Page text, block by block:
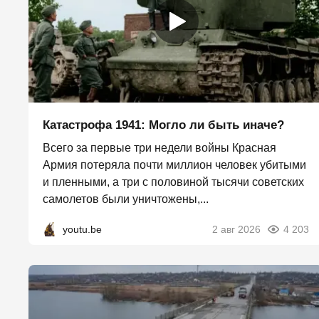
Катастрофа 1941: Могло ли быть иначе?
Всего за первые три недели войны Красная
Армия потеряла почти миллион человек убитыми
и пленными, а три с половиной тысячи советских
самолетов были уничтожены,...
youtu.be 2 авг 2026 4 203